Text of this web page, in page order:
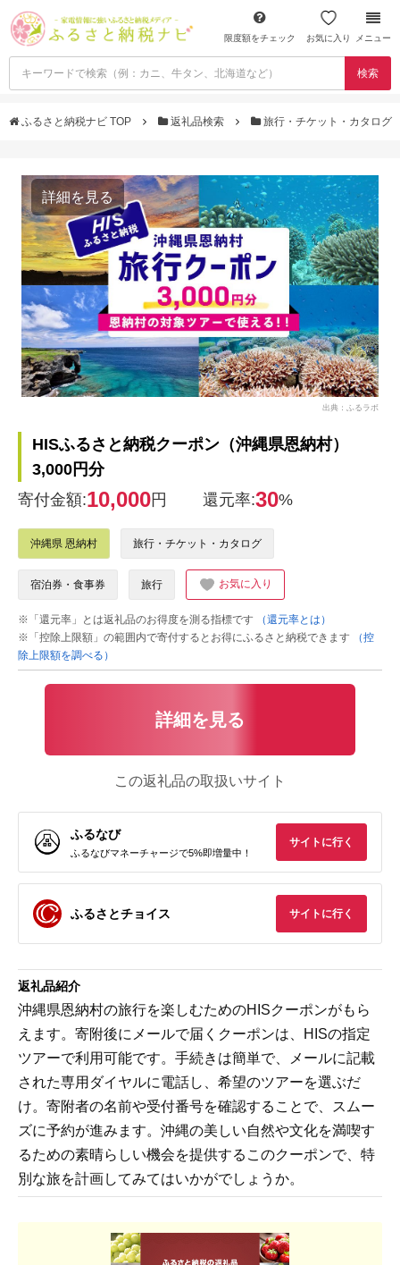
限度額をチェック お気に入り メニュー
検索
ふるさと納税ナビ TOP 返礼品検索 旅行・チケット・カタログ
詳細を見る
出典：ふるラボ
HISふるさと納税クーポン（沖縄県恩納村）
3,000円分
寄付金額:10,000円 還元率:30%
沖縄県 恩納村 旅行・チケット・カタログ
宿泊券・食事券 旅行 お気に入り
※「還元率」とは返礼品のお得度を測る指標です
（還元率とは）
※「控除上限額」の範囲内で寄付するとお得にふるさと納税できます
（控
除上限額を調べる）
詳細を見る
この返礼品の取扱いサイト
ふるなび
ふるなびマネーチャージで5%即増量中！
サイトに行く
ふるさとチョイス サイトに行く
返礼品紹介
沖縄県恩納村の旅行を楽しむためのHISクーポンがもら
えます。寄附後にメールで届くクーポンは、HISの指定
ツアーで利用可能です。手続きは簡単で、メールに記載
された専用ダイヤルに電話し、希望のツアーを選ぶだ
け。寄附者の名前や受付番号を確認することで、スムー
ズに予約が進みます。沖縄の美しい自然や文化を満喫す
るための素晴らしい機会を提供するこのクーポンで、特
別な旅を計画してみてはいかがでしょうか。